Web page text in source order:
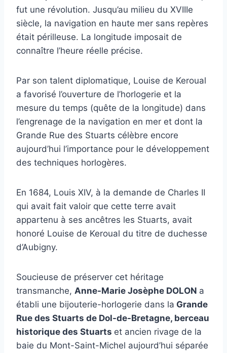
fut une révolution. Jusqu’au milieu du XVIIIe
siècle, la navigation en haute mer sans repères
était périlleuse. La longitude imposait de
connaître l’heure réelle précise.
Par son talent diplomatique, Louise de Keroual
a favorisé l’ouverture de l’horlogerie et la
mesure du temps (quête de la longitude) dans
l’engrenage de la navigation en mer et dont la
Grande Rue des Stuarts célèbre encore
aujourd’hui l’importance pour le développement
des techniques horlogères.
En 1684, Louis XIV, à la demande de Charles II
qui avait fait valoir que cette terre avait
appartenu à ses ancêtres les Stuarts, avait
honoré Louise de Keroual du titre de duchesse
d’Aubigny.
Soucieuse de préserver cet héritage
transmanche, Anne-Marie Josèphe DOLON a
établi une bijouterie-horlogerie dans la Grande
Rue des Stuarts de Dol-de-Bretagne, berceau
historique des Stuarts et ancien rivage de la
baie du Mont-Saint-Michel aujourd’hui séparée